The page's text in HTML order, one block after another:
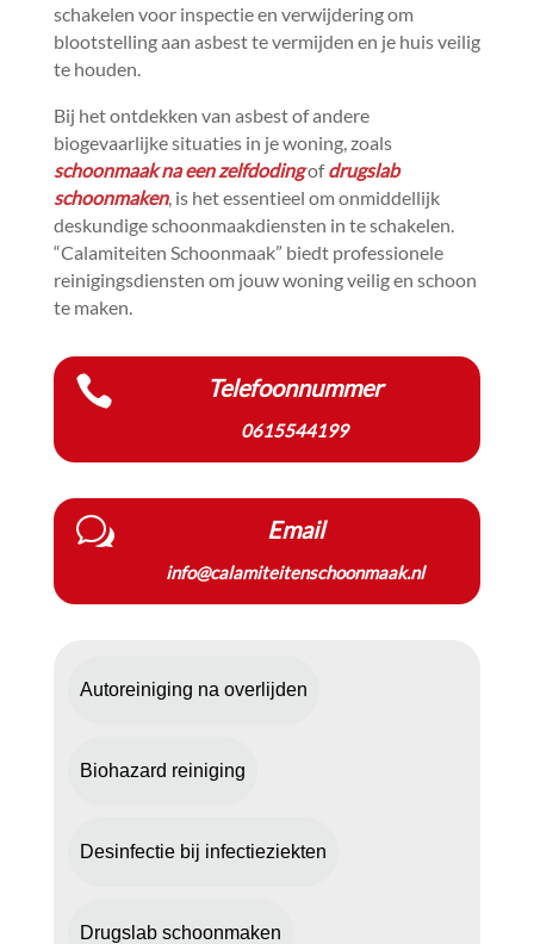
schakelen voor inspectie en verwijdering om
blootstelling aan asbest te vermijden en je huis veilig
te houden.​
Bij het ontdekken van asbest of andere
biogevaarlijke situaties in je woning, zoals
schoonmaak na een zelfdodingofdrugslab
schoonmaken, is het essentieel om onmiddellijk
deskundige schoonmaakdiensten in te schakelen.​
“Calamiteiten Schoonmaak” biedt professionele
reinigingsdiensten om jouw woning veilig en schoon
te maken.​
 Telefoonnummer
0615544199
w Email
info@calamiteitenschoonmaak.nl
Autoreiniging na overlijden
Biohazard reiniging
Desinfectie bij infectieziekten
Drugslab schoonmaken